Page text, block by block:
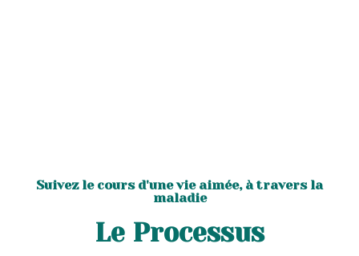
Suivez le cours d'une vie aimée, à travers la
maladie
Le Processus